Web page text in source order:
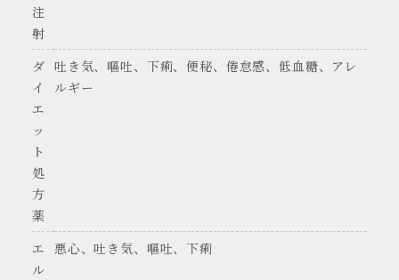
注
射
ダ
イ
エ
ッ
ト
処
方
薬
吐き気、嘔吐、下痢、便秘、倦怠感、低血糖、アレ
ルギー
エ
ル
悪心、吐き気、嘔吐、下痢